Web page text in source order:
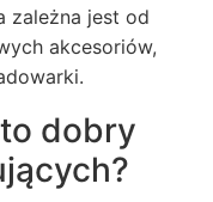
zależna jest od
akcesoriów,
dobry